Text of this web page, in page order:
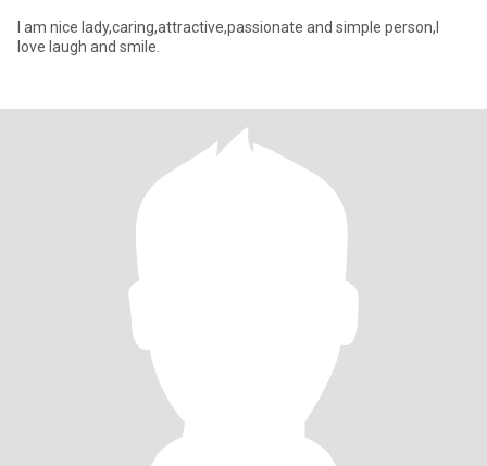
I am nice lady,caring,attractive,passionate and simple person,I
love laugh and smile.